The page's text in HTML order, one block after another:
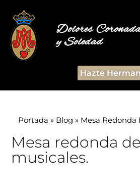
Dolores
y Soledad
Hazte
Portada » Blog » Mesa Redonda
Mesa redonda
musicales.